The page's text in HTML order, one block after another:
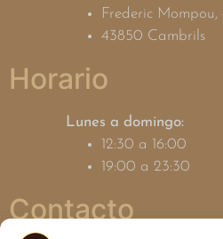
Frederic Mompou,
43850 Cambrils
Horario
Lunes a domingo:
12:30 a 16:00
19:00 a 23:30
Contacto